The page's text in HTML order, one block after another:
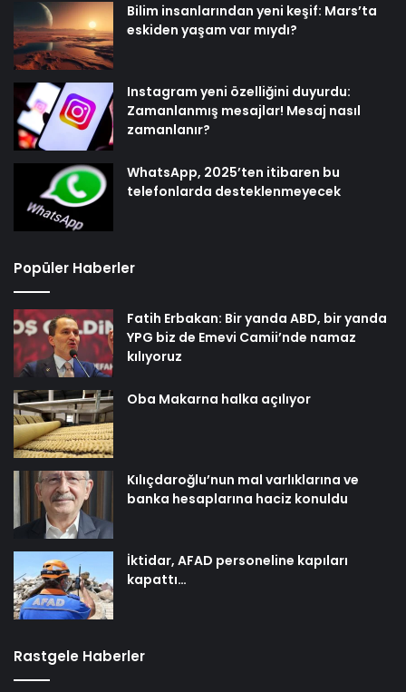
Bilim insanlarından yeni keşif: Mars’ta
eskiden yaşam var mıydı?
Instagram yeni özelliğini duyurdu:
Zamanlanmış mesajlar! Mesaj nasıl
zamanlanır?
WhatsApp, 2025’ten itibaren bu
telefonlarda desteklenmeyecek
Popüler Haberler
Fatih Erbakan: Bir yanda ABD, bir yanda
YPG biz de Emevi Camii’nde namaz
kılıyoruz
Oba Makarna halka açılıyor
Kılıçdaroğlu’nun mal varlıklarına ve
banka hesaplarına haciz konuldu
İktidar, AFAD personeline kapıları
kapattı…
Rastgele Haberler